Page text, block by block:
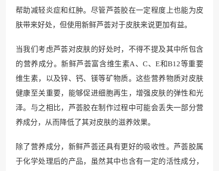
帮助减轻炎症和红肿。尽管芦荟胶在一定程度上也能为皮
肤带来好处，但使用新鲜芦荟对于皮肤来说更加有益。
当我们考虑芦荟对皮肤的好处时，不得不提及其中所包含
的营养成分。新鲜芦荟富含维生素A、C、E和B12等重要
维生素，以及锌、钙、镁等矿物质。这些营养物质对皮肤
健康至关重要，能够促进细胞再生，增强皮肤的弹性和光
泽。与之相比，芦荟胶在制作过程中可能会丢失一部分营
养成分，从而降低了其对皮肤的滋养效果。
除了营养成分，新鲜芦荟还具有更好的吸收性。芦荟胶属
于化学处理后的产品，虽然其中也含有一定的活性成分，